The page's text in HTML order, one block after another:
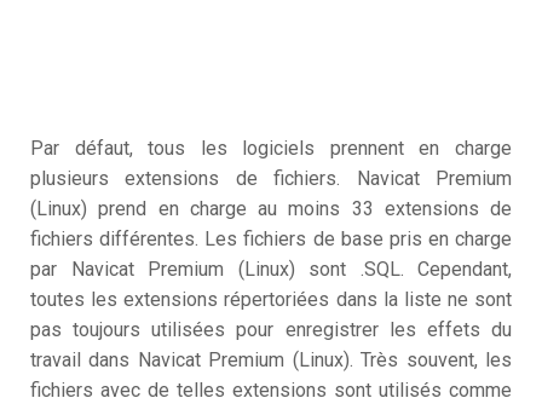
Par défaut, tous les logiciels prennent en charge
plusieurs extensions de fichiers. Navicat Premium
(Linux) prend en charge au moins 33 extensions de
fichiers différentes. Les fichiers de base pris en charge
par Navicat Premium (Linux) sont .SQL. Cependant,
toutes les extensions répertoriées dans la liste ne sont
pas toujours utilisées pour enregistrer les effets du
travail dans Navicat Premium (Linux). Très souvent, les
fichiers avec de telles extensions sont utilisés comme